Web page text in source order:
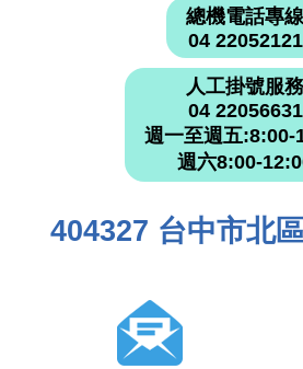
總機電話專線
04 22052121
人工掛號服務
04 22056631
週一至週五:8:00-
週六8:00-
404327 台中市北